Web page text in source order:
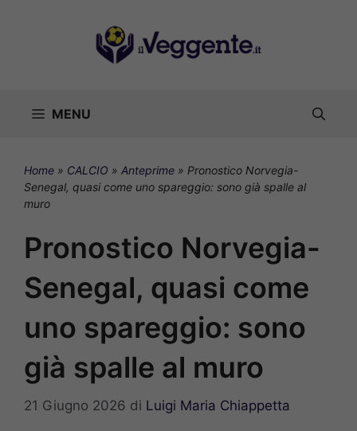
MENU
Home » CALCIO » Anteprime » Pronostico Norvegia-
Senegal, quasi come uno spareggio: sono già spalle al
muro
Pronostico Norvegia-
Senegal, quasi come
uno spareggio: sono
già spalle al muro
21 Giugno 2026 di Luigi Maria Chiappetta